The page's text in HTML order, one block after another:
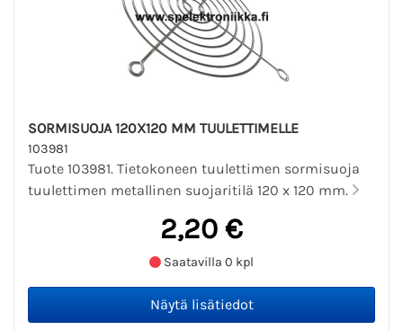
SORMISUOJA 120X120 MM TUULETTIMELLE
103981
Tuote 103981. Tietokoneen tuulettimen sormisuoja
tuulettimen metallinen suojaritilä 120 x 120 mm.
2,20 €
Saatavilla 0 kpl